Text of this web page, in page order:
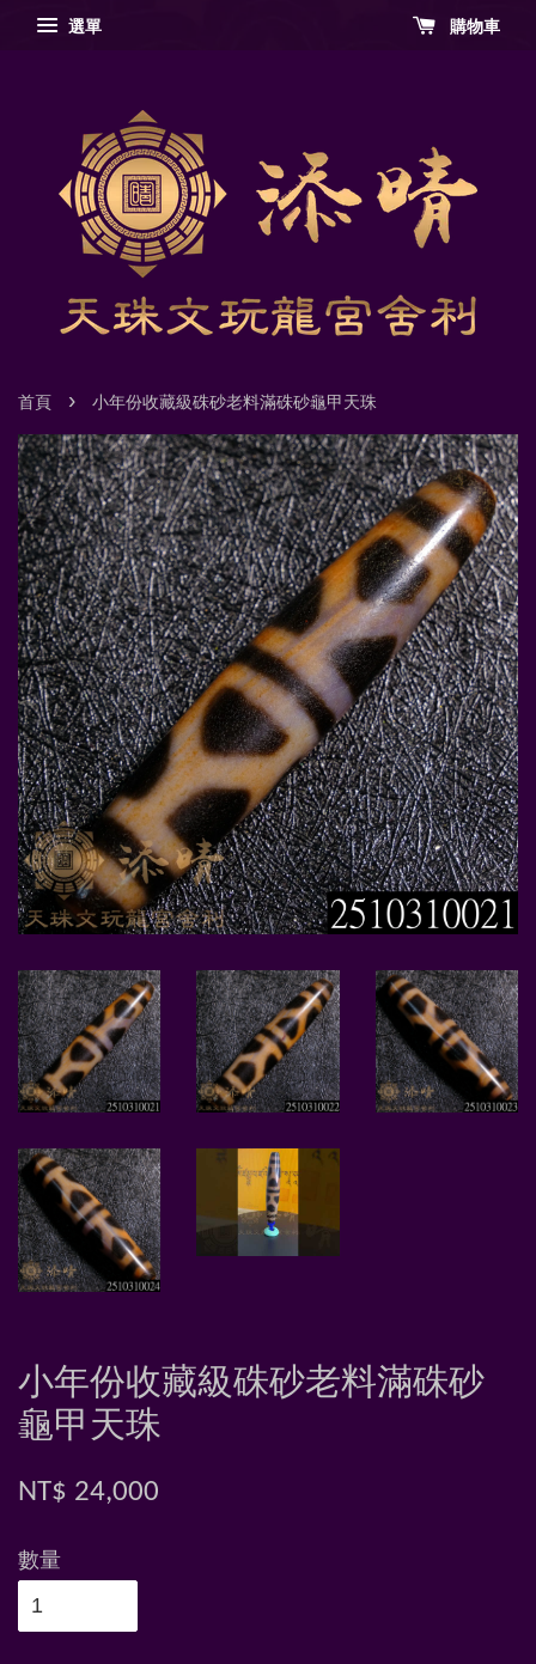
選單 購物車
首頁 › 小年份收藏級硃砂老料滿硃砂龜甲天珠
小年份收藏級硃砂老料滿硃砂
龜甲天珠
NT$ 24,000
數量